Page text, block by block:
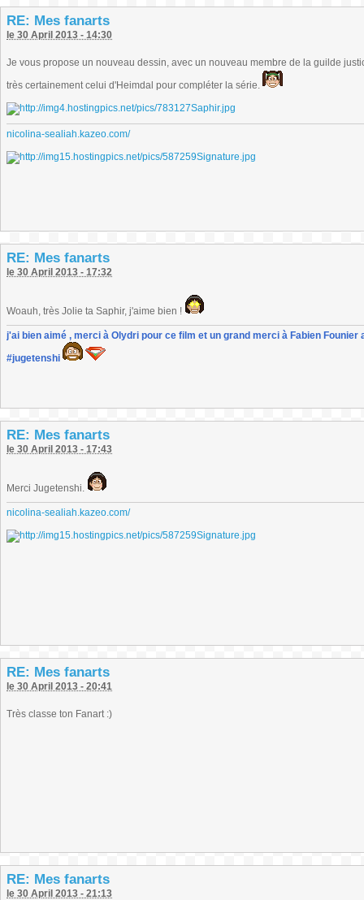
RE: Mes fanarts
le 30 April 2013 - 14:30
Je vous propose un nouveau dessin, avec un nouveau membre de la guilde
très certainement celui d'Heimdal pour compléter la série.
nicolina-sealiah.kazeo.com/
RE: Mes fanarts
le 30 April 2013 - 17:32
Woauh, très Jolie ta Saphir, j'aime bien !
j'ai bien aimé , merci à Olydri pour ce film et un grand merci à Fabien
#jugetenshi
RE: Mes fanarts
le 30 April 2013 - 17:43
Merci Jugetenshi.
nicolina-sealiah.kazeo.com/
RE: Mes fanarts
le 30 April 2013 - 20:41
Très classe ton Fanart :)
RE: Mes fanarts
le 30 April 2013 - 21:13